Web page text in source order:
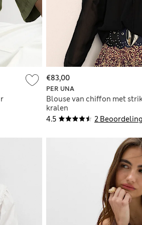
4.5 2
PER UNA
Blouse van chiffon met
kralen
€83,00